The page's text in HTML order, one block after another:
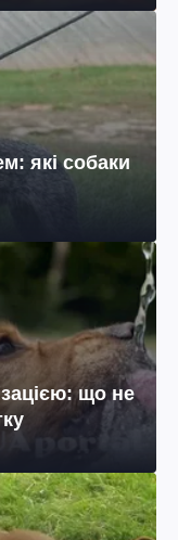
які собаки
що не